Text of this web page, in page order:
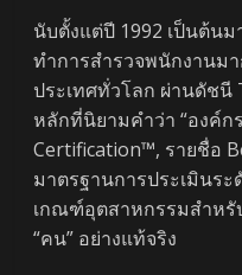
นับตั้งแต่ปี 1992 เป็นต้น
ทำการสำรวจพนักงานม
ประเทศทั่วโลก ผ่านดัชนี
หลักที่นิยามคำว่า “องค์ก
Certification™, รายชื่อ
มาตรฐานการประเมินระ
เกณฑ์อุตสาหกรรมสำห
“คน” อย่างแท้จริง